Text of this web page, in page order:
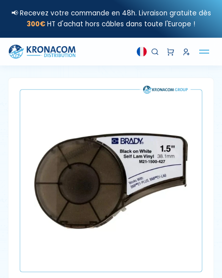
📢 Recevez votre commande en 48h. Livraison gratuite dès
300€ HT d'achat hors câbles dans toute l'Europe !